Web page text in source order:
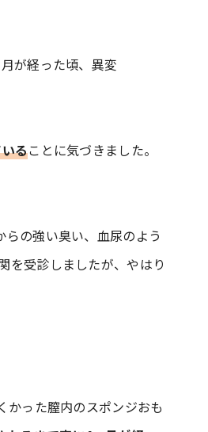
が経った頃、異変
ることに気づきました。
の強い臭い、血尿のよう
を受診しましたが、やはり
かった膣内のスポンジおも